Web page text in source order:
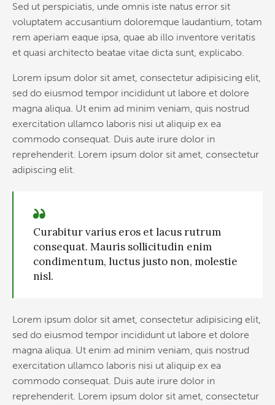
Sed ut perspiciatis, unde omnis iste natus error sit
voluptatem accusantium doloremque laudantium, totam
rem aperiam eaque ipsa, quae ab illo inventore veritatis
et quasi architecto beatae vitae dicta sunt, explicabo.
Lorem ipsum dolor sit amet, consectetur adipisicing elit,
sed do eiusmod tempor incididunt ut labore et dolore
magna aliqua. Ut enim ad minim veniam, quis nostrud
exercitation ullamco laboris nisi ut aliquip ex ea
commodo consequat. Duis aute irure dolor in
reprehenderit. Lorem ipsum dolor sit amet, consectetur
adipiscing elit.
Curabitur varius eros et lacus rutrum
consequat. Mauris sollicitudin enim
condimentum, luctus justo non, molestie
nisl.
Lorem ipsum dolor sit amet, consectetur adipisicing elit,
sed do eiusmod tempor incididunt ut labore et dolore
magna aliqua. Ut enim ad minim veniam, quis nostrud
exercitation ullamco laboris nisi ut aliquip ex ea
commodo consequat. Duis aute irure dolor in
reprehenderit. Lorem ipsum dolor sit amet, consectetur